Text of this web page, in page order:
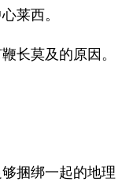
莱西。
长莫及的原因。
捆绑一起的地理